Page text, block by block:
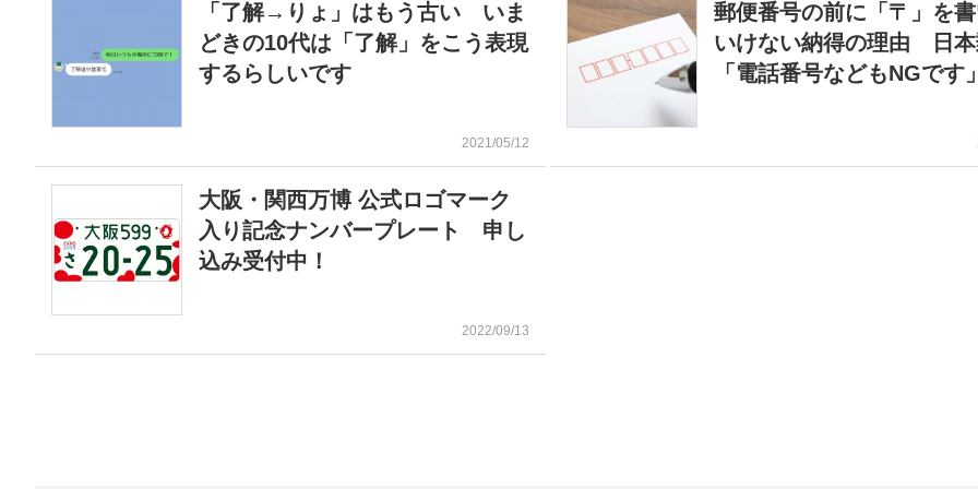
「了解→りょ」はもう古い いま
どきの10代は「了解」をこう表現
するらしいです
2021/05/12
郵便番号の前に「〒」を
いけない納得の理由 日
「電話番号などもNGです」
大阪・関西万博 公式ロゴマーク
入り記念ナンバープレート 申し
込み受付中！
2022/09/13